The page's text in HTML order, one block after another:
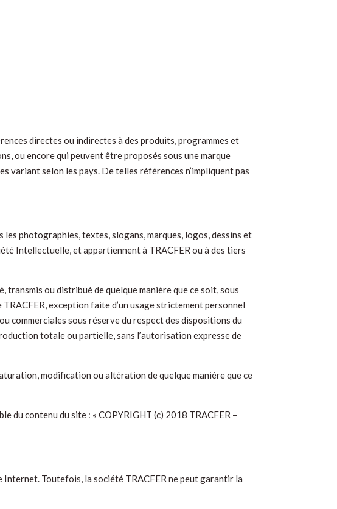
directes ou indirectes à des produits, programmes et
ou encore qui peuvent être proposés sous une marque
selon les pays. De telles références n’impliquent pas
photographies, textes, slogans, marques, logos, dessins et
Intellectuelle, et appartiennent à TRACFER ou à des tiers
ou distribué de quelque manière que ce soit, sous
exception faite d’un usage strictement personnel
commerciales sous réserve du respect des dispositions du
totale ou partielle, sans l’autorisation expresse de
modification ou altération de quelque manière que ce
du contenu du site : « COPYRIGHT (c) 2018 TRACFER –
Toutefois, la société TRACFER ne peut garantir la